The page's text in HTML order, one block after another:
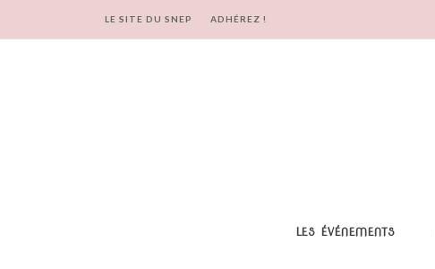
LE SITE DU SNEP ADHÉREZ !
LES ÉVÉNEMENTS